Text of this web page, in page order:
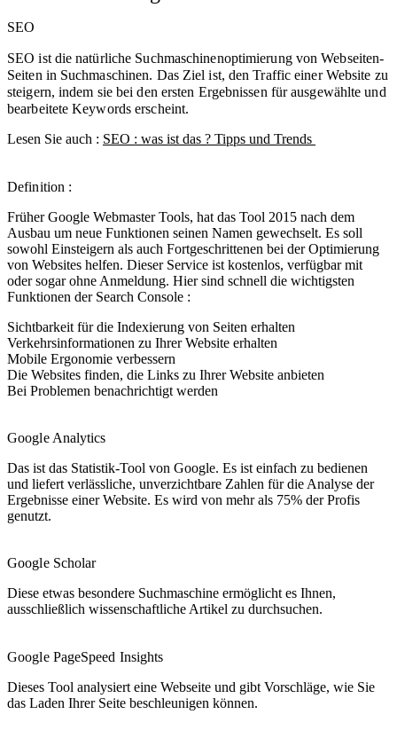
SEO
SEO ist die natürliche Suchmaschinenoptimierung von Webseiten-
Seiten in Suchmaschinen. Das Ziel ist, den Traffic einer Website zu
steigern, indem sie bei den ersten Ergebnissen für ausgewählte und
bearbeitete Keywords erscheint.
Lesen Sie auch : SEO : was ist das ? Tipps und Trends
Definition :
Früher Google Webmaster Tools, hat das Tool 2015 nach dem
Ausbau um neue Funktionen seinen Namen gewechselt. Es soll
sowohl Einsteigern als auch Fortgeschrittenen bei der Optimierung
von Websites helfen. Dieser Service ist kostenlos, verfügbar mit
oder sogar ohne Anmeldung. Hier sind schnell die wichtigsten
Funktionen der Search Console :
Sichtbarkeit für die Indexierung von Seiten erhalten
Verkehrsinformationen zu Ihrer Website erhalten
Mobile Ergonomie verbessern
Die Websites finden, die Links zu Ihrer Website anbieten
Bei Problemen benachrichtigt werden
Google Analytics
Das ist das Statistik-Tool von Google. Es ist einfach zu bedienen
und liefert verlässliche, unverzichtbare Zahlen für die Analyse der
Ergebnisse einer Website. Es wird von mehr als 75% der Profis
genutzt.
Google Scholar
Diese etwas besondere Suchmaschine ermöglicht es Ihnen,
ausschließlich wissenschaftliche Artikel zu durchsuchen.
Google PageSpeed Insights
Dieses Tool analysiert eine Webseite und gibt Vorschläge, wie Sie
das Laden Ihrer Seite beschleunigen können.